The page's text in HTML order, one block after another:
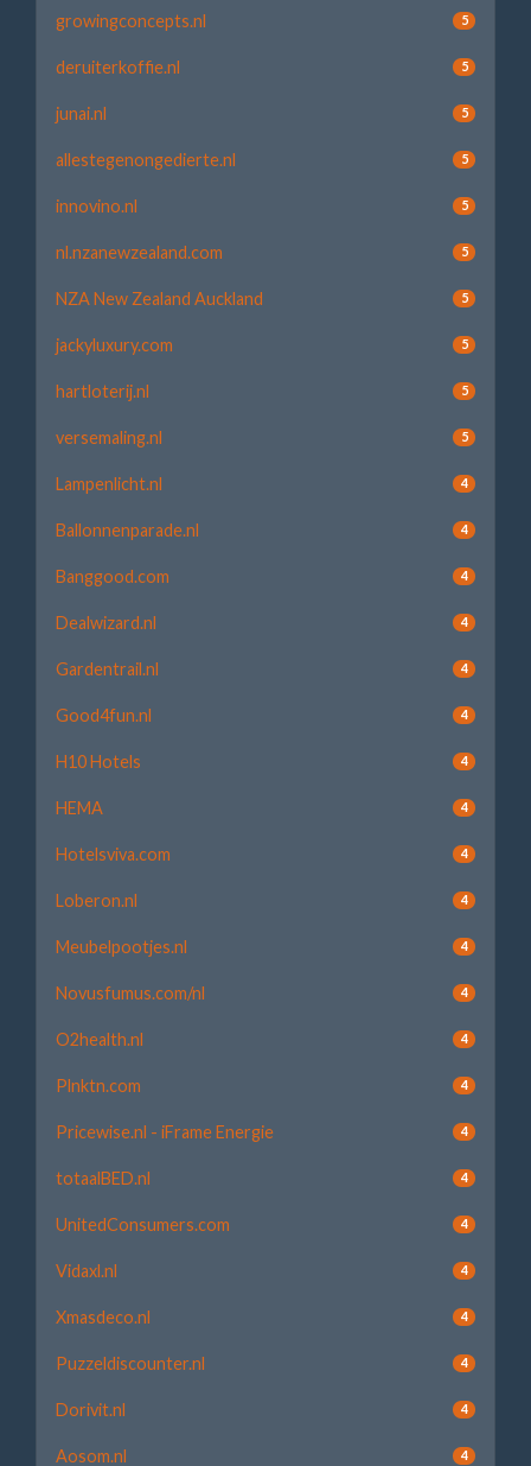
growingconcepts.nl 5
deruiterkoffie.nl 5
junai.nl 5
allestegenongedierte.nl 5
innovino.nl 5
nl.nzanewzealand.com 5
NZA New Zealand Auckland 5
jackyluxury.com 5
hartloterij.nl 5
versemaling.nl 5
Lampenlicht.nl 4
Ballonnenparade.nl 4
Banggood.com 4
Dealwizard.nl 4
Gardentrail.nl 4
Good4fun.nl 4
H10 Hotels 4
HEMA 4
Hotelsviva.com 4
Loberon.nl 4
Meubelpootjes.nl 4
Novusfumus.com/nl 4
O2health.nl 4
Plnktn.com 4
Pricewise.nl - iFrame Energie 4
totaalBED.nl 4
UnitedConsumers.com 4
Vidaxl.nl 4
Xmasdeco.nl 4
Puzzeldiscounter.nl 4
Dorivit.nl 4
Aosom.nl 4